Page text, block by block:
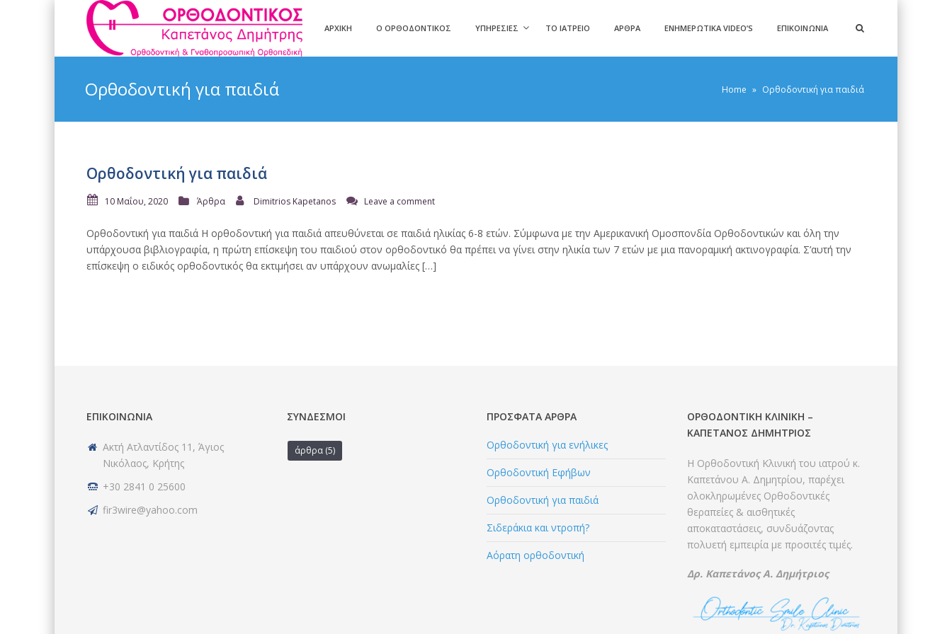
ΑΡΧΙΚΉ Ο ΟΡΘΟΔΟΝΤΙΚΌΣ ΥΠΗΡΕΣΊΕΣ ΤΟ ΙΑΤΡΕΊΟ ΆΡΘΡΑ ΕΝΗΜΕΡΩΤΙΚΆ VIDEO’S ΕΠΙΚΟΙΝΩΝΊΑ
Ορθοδοντική για παιδιά Home » Ορθοδοντική για παιδιά
Ορθοδοντική για παιδιά
10 Μαΐου, 2020 Άρθρα Dimitrios Kapetanos Leave a comment
Ορθοδοντική για παιδιά Η ορθοδοντική για παιδιά απευθύνεται σε παιδιά ηλικίας 6-8 ετών. Σύμφωνα με την Αμερικανική Ομοσπονδία Ορθοδοντικών και όλη την
υπάρχουσα βιβλιογραφία, η πρώτη επίσκεψη του παιδιού στον ορθοδοντικό θα πρέπει να γίνει στην ηλικία των 7 ετών με μια πανοραμική ακτινογραφία. Σ’αυτή την
επίσκεψη ο ειδικός ορθοδοντικός θα εκτιμήσει αν υπάρχουν ανωμαλίες […]
ΕΠΙΚΟΙΝΩΝΊΑ
Ακτή Ατλαντίδος 11, Άγιος
Νικόλαος, Κρήτης
+30 2841 0 25600
fir3wire@yahoo.com
ΣΎΝΔΕΣΜΟΙ
άρθρα(5)
ΠΡΌΣΦΑΤΑ ΆΡΘΡΑ
Ορθοδοντική για ενήλικες
Ορθοδοντική Εφήβων
Ορθοδοντική για παιδιά
Σιδεράκια και ντροπή?
Αόρατη ορθοδοντική
ΟΡΘΟΔΟΝΤΙΚΉ ΚΛΙΝΙΚΉ –
ΚΑΠΕΤΆΝΟΣ ΔΗΜΉΤΡΙΟΣ
Η Ορθοδοντική Κλινική του ιατρού κ.
Καπετάνου Α. Δημητρίου, παρέχει
ολοκληρωμένες Ορθοδοντικές
θεραπείες & αισθητικές
αποκαταστάσεις, συνδυάζοντας
πολυετή εμπειρία με προσιτές τιμές.
Δρ. Καπετάνος Α. Δημήτριος